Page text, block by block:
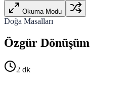
Okuma Modu
Doğa Masalları
Özgür Dönüşüm
2 dk